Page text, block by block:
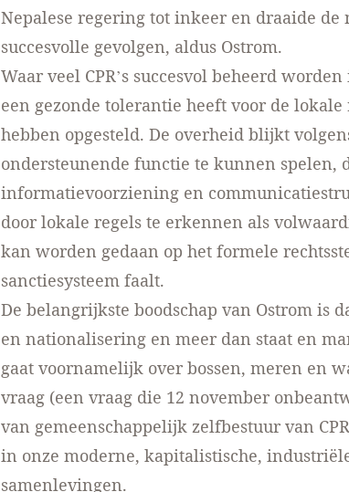
Nepalese regering tot inkeer en draaide
succesvolle gevolgen, aldus Ostrom.
Waar veel CPR’s succesvol beheerd
een gezonde tolerantie heeft voor de
hebben opgesteld. De overheid blijkt
ondersteunende functie te kunnen spelen,
informatievoorziening en
door lokale regels te erkennen als
kan worden gedaan op het formele
sanctiesysteem faalt.
De belangrijkste boodschap van Ostrom is
en nationalisering en meer dan staat en
gaat voornamelijk over bossen, meren en
vraag (een vraag die 12 november
van gemeenschappelijk zelfbestuur van
in onze moderne, kapitalistische,
samenlevingen.